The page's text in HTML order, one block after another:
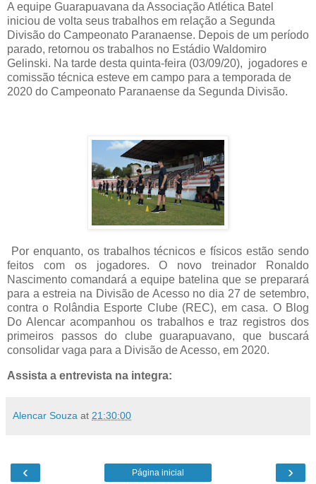
A equipe Guarapuavana da Associação Atlética Batel
iniciou de volta seus trabalhos em relação a Segunda
Divisão do Campeonato Paranaense. Depois de um período
parado, retornou os trabalhos no Estádio Waldomiro
Gelinski. Na tarde desta quinta-feira (03/09/20), jogadores e
comissão técnica esteve em campo para a temporada de
2020 do Campeonato Paranaense da Segunda Divisão.
Por enquanto, os trabalhos técnicos e físicos estão sendo
feitos com os jogadores. O novo treinador Ronaldo
Nascimento comandará a equipe batelina que se preparará
para a estreia na Divisão de Acesso no dia 27 de setembro,
contra o Rolândia Esporte Clube (REC), em casa. O Blog
Do Alencar acompanhou os trabalhos e traz registros dos
primeiros passos do clube guarapuavano, que buscará
consolidar vaga para a Divisão de Acesso, em 2020.
Assista a entrevista na integra:
Alencar Souza at 21:30:00
‹ ›
Página inicial